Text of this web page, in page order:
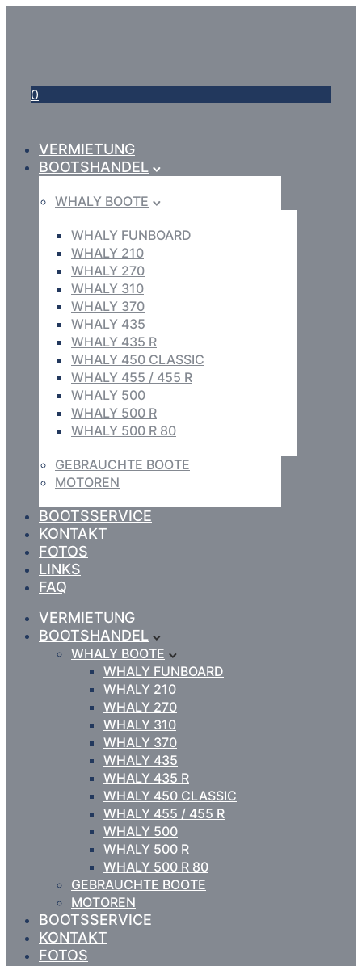
0
VERMIETUNG
BOOTSHANDEL
WHALY BOOTE
WHALY FUNBOARD
WHALY 210
WHALY 270
WHALY 310
WHALY 370
WHALY 435
WHALY 435 R
WHALY 450 CLASSIC
WHALY 455 / 455 R
WHALY 500
WHALY 500 R
WHALY 500 R 80
GEBRAUCHTE BOOTE
MOTOREN
BOOTSSERVICE
KONTAKT
FOTOS
LINKS
FAQ
VERMIETUNG
BOOTSHANDEL
WHALY BOOTE
WHALY FUNBOARD
WHALY 210
WHALY 270
WHALY 310
WHALY 370
WHALY 435
WHALY 435 R
WHALY 450 CLASSIC
WHALY 455 / 455 R
WHALY 500
WHALY 500 R
WHALY 500 R 80
GEBRAUCHTE BOOTE
MOTOREN
BOOTSSERVICE
KONTAKT
FOTOS